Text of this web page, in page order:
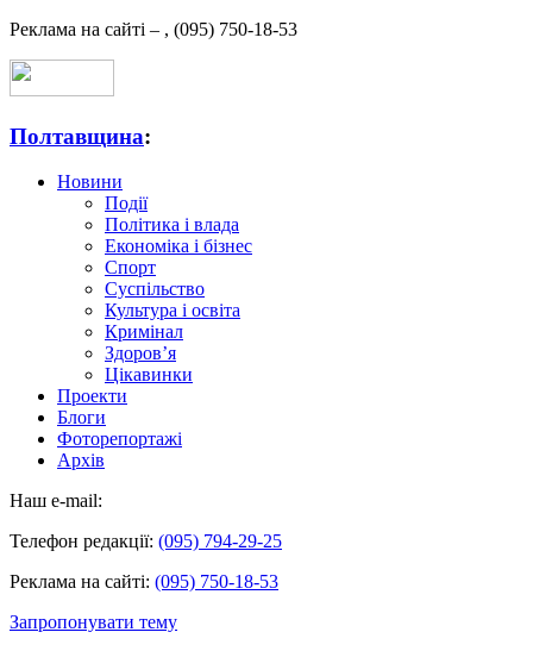
Реклама на сайті – , (095) 750-18-53
Полтавщина:
Новини
Події
Політика і влада
Економіка і бізнес
Спорт
Суспільство
Культура і освіта
Кримінал
Здоров’я
Цікавинки
Проекти
Блоги
Фоторепортажі
Архів
Наш e-mail:
Телефон редакції: (095) 794-29-25
Реклама на сайті: (095) 750-18-53
Запропонувати тему